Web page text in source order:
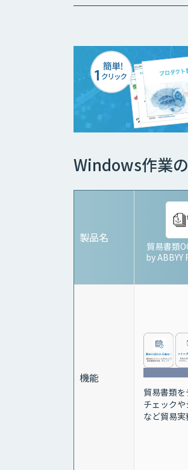
Windows作業
製品名
貿易書類
by
機能
貿易書類を
チェック
など貿易